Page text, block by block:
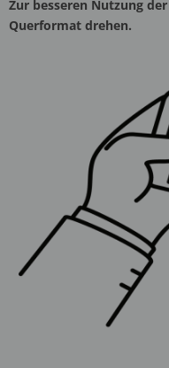
Zur besseren Nutzung
Querformat drehen.